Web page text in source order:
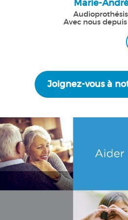
Marie-
Avec nous depuis
Joignez-vous à